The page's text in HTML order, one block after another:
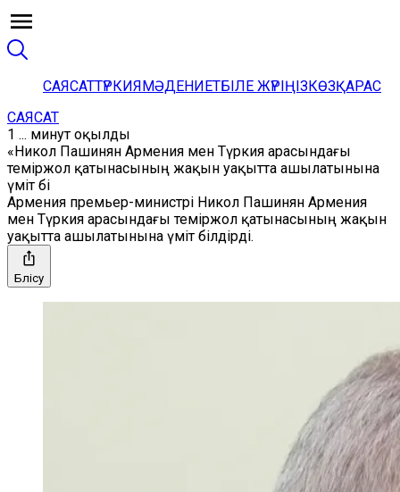
САЯСАТТҮРКИЯМӘДЕНИЕТБІЛЕ ЖҮРІҢІЗКӨЗҚАРАС
САЯСАТ
1 ... минут оқылды
«Никол Пашинян Армения мен Түркия арасындағы
теміржол қатынасының жақын уақытта ашылатынына
үміт бі
Армения премьер-министрі Никол Пашинян Армения
мен Түркия арасындағы теміржол қатынасының жақын
уақытта ашылатынына үміт білдірді.
Бөлісу